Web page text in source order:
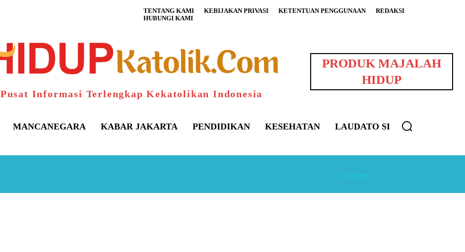
TENTANG KAMI KEBIJAKAN PRIVASI KETENTUAN PENGGUNAAN
REDAKSI
HUBUNGI KAMI
Pusat Informasi Terlengkap Kekatolikan Indonesia
PRODUK MAJALAH
HIDUP
MANCANEGARA KABAR JAKARTA PENDIDIKAN KESEHATAN LAUDATO SI